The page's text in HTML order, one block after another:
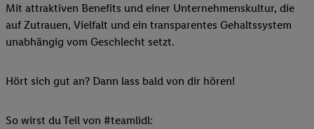
Mit attraktiven Benefits und einer Unternehmenskultur, die
auf Zutrauen, Vielfalt und ein transparentes Gehaltssystem
unabhängig vom Geschlecht setzt.
Hört sich gut an? Dann lass bald von dir hören!
So wirst du Teil von #teamlidl: